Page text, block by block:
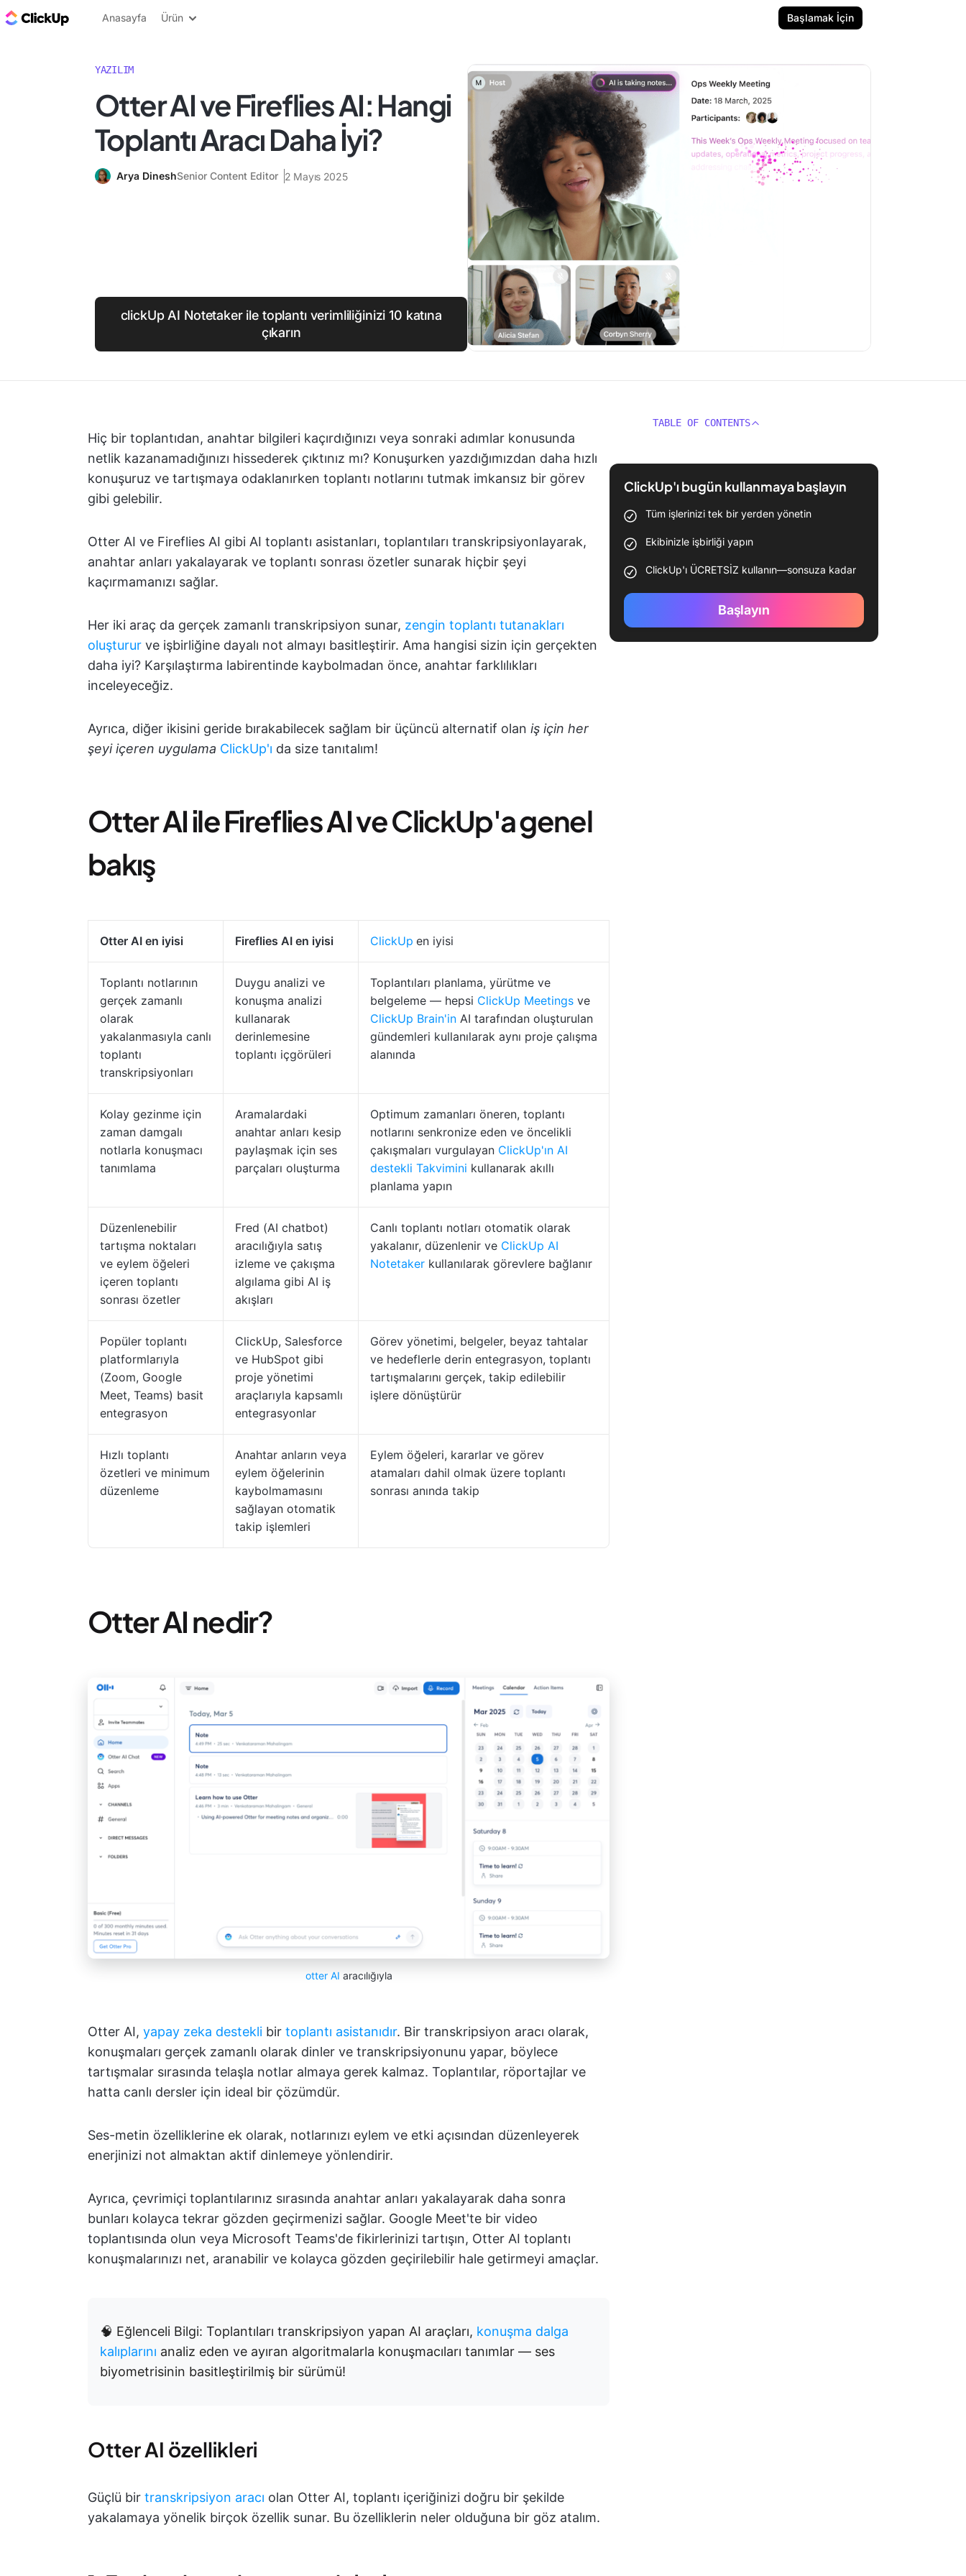
ClickUp Blog
Anasayfa Ürün Başlamak İçin
YAZILIM
Otter AI ve Fireflies AI: Hangi
Toplantı Aracı Daha İyi?
Arya DineshSenior Content Editor 2 Mayıs 2025
clickUp AI Notetaker ile toplantı verimliliğinizi 10 katına
çıkarın
Hiç bir toplantıdan, anahtar bilgileri kaçırdığınızı veya sonraki adımlar konusunda
netlik kazanamadığınızı hissederek çıktınız mı? Konuşurken yazdığımızdan daha hızlı
konuşuruz ve tartışmaya odaklanırken toplantı notlarını tutmak imkansız bir görev
gibi gelebilir.
Otter AI ve Fireflies AI gibi AI toplantı asistanları, toplantıları transkripsiyonlayarak,
anahtar anları yakalayarak ve toplantı sonrası özetler sunarak hiçbir şeyi
kaçırmamanızı sağlar.
Her iki araç da gerçek zamanlı transkripsiyon sunar, zengin toplantı tutanakları
oluşturur ve işbirliğine dayalı not almayı basitleştirir. Ama hangisi sizin için gerçekten
daha iyi? Karşılaştırma labirentinde kaybolmadan önce, anahtar farklılıkları
inceleyeceğiz.
Ayrıca, diğer ikisini geride bırakabilecek sağlam bir üçüncü alternatif olan iş için her
şeyi içeren uygulama ClickUp'ı da size tanıtalım!
Otter AI ile Fireflies AI ve ClickUp'a genel
bakış
Otter AI en iyisi Fireflies AI en iyisi ClickUp en iyisi
Toplantı notlarının
gerçek zamanlı
olarak
yakalanmasıyla canlı
toplantı
transkripsiyonları
Duygu analizi ve
konuşma analizi
kullanarak
derinlemesine
toplantı içgörüleri
Toplantıları planlama, yürütme ve
belgeleme — hepsi ClickUp Meetings ve
ClickUp Brain'in AI tarafından oluşturulan
gündemleri kullanılarak aynı proje çalışma
alanında
Kolay gezinme için
zaman damgalı
notlarla konuşmacı
tanımlama
Aramalardaki
anahtar anları kesip
paylaşmak için ses
parçaları oluşturma
Optimum zamanları öneren, toplantı
notlarını senkronize eden ve öncelikli
çakışmaları vurgulayan ClickUp'ın AI
destekli Takvimini kullanarak akıllı
planlama yapın
Düzenlenebilir
tartışma noktaları
ve eylem öğeleri
içeren toplantı
sonrası özetler
Fred (AI chatbot)
aracılığıyla satış
izleme ve çakışma
algılama gibi AI iş
akışları
Canlı toplantı notları otomatik olarak
yakalanır, düzenlenir ve ClickUp AI
Notetaker kullanılarak görevlere bağlanır
Popüler toplantı
platformlarıyla
(Zoom, Google
Meet, Teams) basit
entegrasyon
ClickUp, Salesforce
ve HubSpot gibi
proje yönetimi
araçlarıyla kapsamlı
entegrasyonlar
Görev yönetimi, belgeler, beyaz tahtalar
ve hedeflerle derin entegrasyon, toplantı
tartışmalarını gerçek, takip edilebilir
işlere dönüştürür
Hızlı toplantı
özetleri ve minimum
düzenleme
Anahtar anların veya
eylem öğelerinin
kaybolmamasını
sağlayan otomatik
takip işlemleri
Eylem öğeleri, kararlar ve görev
atamaları dahil olmak üzere toplantı
sonrası anında takip
Otter AI nedir?
otter AI aracılığıyla
Otter AI, yapay zeka destekli bir toplantı asistanıdır. Bir transkripsiyon aracı olarak,
konuşmaları gerçek zamanlı olarak dinler ve transkripsiyonunu yapar, böylece
tartışmalar sırasında telaşla notlar almaya gerek kalmaz. Toplantılar, röportajlar ve
hatta canlı dersler için ideal bir çözümdür.
Ses-metin özelliklerine ek olarak, notlarınızı eylem ve etki açısından düzenleyerek
enerjinizi not almaktan aktif dinlemeye yönlendirir.
Ayrıca, çevrimiçi toplantılarınız sırasında anahtar anları yakalayarak daha sonra
bunları kolayca tekrar gözden geçirmenizi sağlar. Google Meet'te bir video
toplantısında olun veya Microsoft Teams'de fikirlerinizi tartışın, Otter AI toplantı
konuşmalarınızı net, aranabilir ve kolayca gözden geçirilebilir hale getirmeyi amaçlar.
🧠 Eğlenceli Bilgi: Toplantıları transkripsiyon yapan AI araçları, konuşma dalga
kalıplarını analiz eden ve ayıran algoritmalarla konuşmacıları tanımlar — ses
biyometrisinin basitleştirilmiş bir sürümü!
Otter AI özellikleri
Güçlü bir transkripsiyon aracı olan Otter AI, toplantı içeriğinizi doğru bir şekilde
yakalamaya yönelik birçok özellik sunar. Bu özelliklerin neler olduğuna bir göz atalım.
TABLE OF CONTENTS
ClickUp'ı bugün kullanmaya başlayın
Tüm işlerinizi tek bir yerden yönetin
Ekibinizle işbirliği yapın
ClickUp'ı ÜCRETSİZ kullanın—sonsuza kadar
Başlayın